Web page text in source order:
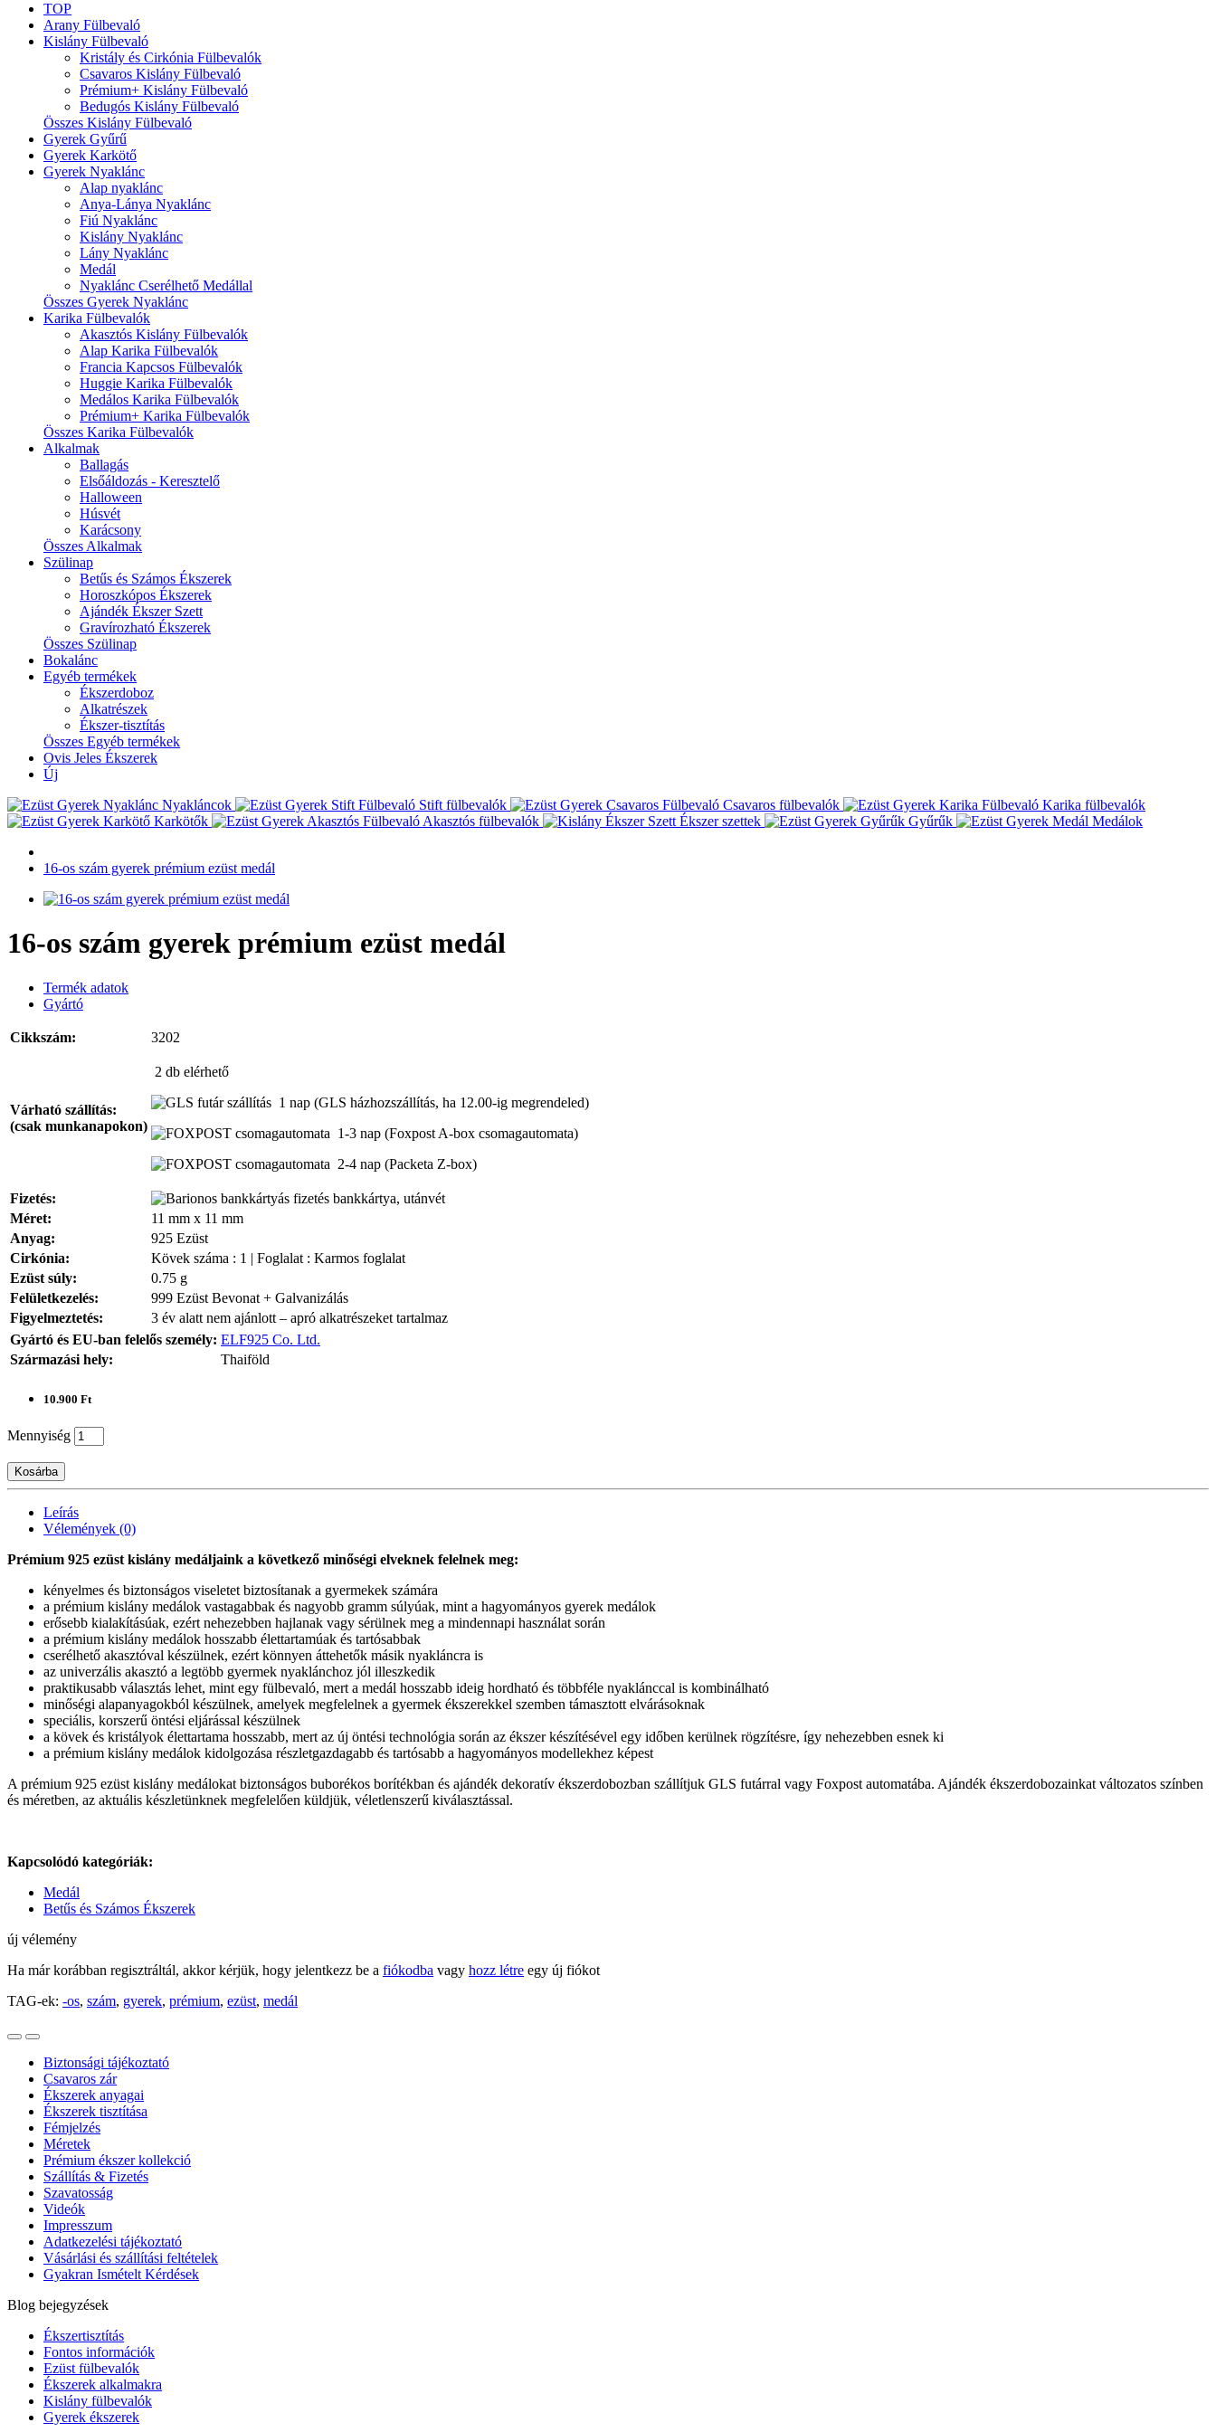
TOP
Arany Fülbevaló
Kislány Fülbevaló
Kristály és Cirkónia Fülbevalók
Csavaros Kislány Fülbevaló
Prémium+ Kislány Fülbevaló
Bedugós Kislány Fülbevaló
Összes Kislány Fülbevaló
Gyerek Gyűrű
Gyerek Karkötő
Gyerek Nyaklánc
Alap nyaklánc
Anya-Lánya Nyaklánc
Fiú Nyaklánc
Kislány Nyaklánc
Lány Nyaklánc
Medál
Nyaklánc Cserélhető Medállal
Összes Gyerek Nyaklánc
Karika Fülbevalók
Akasztós Kislány Fülbevalók
Alap Karika Fülbevalók
Francia Kapcsos Fülbevalók
Huggie Karika Fülbevalók
Medálos Karika Fülbevalók
Prémium+ Karika Fülbevalók
Összes Karika Fülbevalók
Alkalmak
Ballagás
Elsőáldozás - Keresztelő
Halloween
Húsvét
Karácsony
Összes Alkalmak
Szülinap
Betűs és Számos Ékszerek
Horoszkópos Ékszerek
Ajándék Ékszer Szett
Gravírozható Ékszerek
Összes Szülinap
Bokalánc
Egyéb termékek
Ékszerdoboz
Alkatrészek
Ékszer-tisztítás
Összes Egyéb termékek
Ovis Jeles Ékszerek
Új
Nyakláncok
Stift fülbevalók Csavaros fülbevalók
Karika fülbevalók
Karkötők
Akasztós fülbevalók Ékszer szettek Gyűrűk Medálok
16-os szám gyerek prémium ezüst medál
16-os szám gyerek prémium ezüst medál
Termék adatok
Gyártó
Cikkszám: 3202
Várható szállítás:
(csak munkanapokon)
2 db elérhető
1 nap (GLS házhozszállítás, ha 12.00-ig megrendeled)
1-3 nap (Foxpost A-box csomagautomata)
2-4 nap (Packeta Z-box)
Fizetés:
bankkártya, utánvét
Méret:
11 mm x 11 mm
Anyag:
925 Ezüst
Cirkónia:
Kövek száma : 1 | Foglalat : Karmos foglalat
Ezüst súly:
0.75 g
Felületkezelés:
999 Ezüst Bevonat + Galvanizálás
Figyelmeztetés:
3 év alatt nem ajánlott – apró alkatrészeket tartalmaz
Gyártó és EU-ban felelős személy: ELF925 Co. Ltd.
Származási hely:
Thaiföld
10.900 Ft
Mennyiség
Kosárba
Leírás
Vélemények (0)
Prémium 925 ezüst kislány medáljaink a következő minőségi elveknek felelnek meg:
kényelmes és biztonságos viseletet biztosítanak a gyermekek számára
a prémium kislány medálok vastagabbak és nagyobb gramm súlyúak, mint a hagyományos gyerek medálok
erősebb kialakításúak, ezért nehezebben hajlanak vagy sérülnek meg a mindennapi használat során
a prémium kislány medálok hosszabb élettartamúak és tartósabbak
cserélhető akasztóval készülnek, ezért könnyen áttehetők másik nyakláncra is
az univerzális akasztó a legtöbb gyermek nyaklánchoz jól illeszkedik
praktikusabb választás lehet, mint egy fülbevaló, mert a medál hosszabb ideig hordható és többféle nyaklánccal is kombinálható
minőségi alapanyagokból készülnek, amelyek megfelelnek a gyermek ékszerekkel szemben támasztott elvárásoknak
speciális, korszerű öntési eljárással készülnek
a kövek és kristályok élettartama hosszabb, mert az új öntési technológia során az ékszer készítésével egy időben kerülnek rögzítésre, így nehezebben esnek ki
a prémium kislány medálok kidolgozása részletgazdagabb és tartósabb a hagyományos modellekhez képest
A prémium 925 ezüst kislány medálokat biztonságos buborékos borítékban és ajándék dekoratív ékszerdobozban szállítjuk GLS futárral vagy Foxpost automatába. Ajándék ékszerdobozainkat változatos színben
és méretben, az aktuális készletünknek megfelelően küldjük, véletlenszerű kiválasztással.
Kapcsolódó kategóriák:
Medál
Betűs és Számos Ékszerek
új vélemény
Ha már korábban regisztráltál, akkor kérjük, hogy jelentkezz be a fiókodba vagy hozz létre egy új fiókot
TAG-ek: -os, szám, gyerek, prémium, ezüst, medál
Biztonsági tájékoztató
Csavaros zár
Ékszerek anyagai
Ékszerek tisztítása
Fémjelzés
Méretek
Prémium ékszer kollekció
Szállítás & Fizetés
Szavatosság
Videók
Impresszum
Adatkezelési tájékoztató
Vásárlási és szállítási feltételek
Gyakran Ismételt Kérdések
Blog bejegyzések
Ékszertisztítás
Fontos információk
Ezüst fülbevalók
Ékszerek alkalmakra
Kislány fülbevalók
Gyerek ékszerek